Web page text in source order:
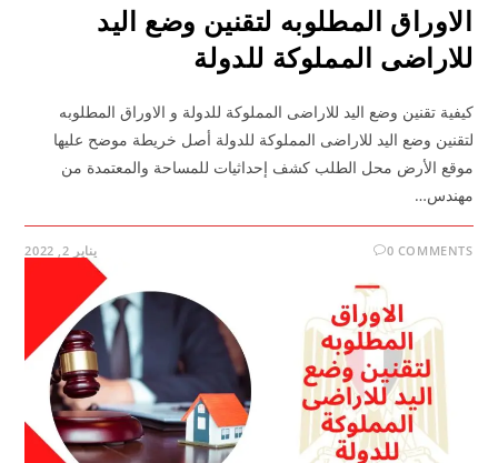
الاوراق المطلوبه لتقنين وضع اليد
للاراضى المملوكة للدولة
كيفية تقنين وضع اليد للاراضى المملوكة للدولة و الاوراق المطلوبه
لتقنين وضع اليد للاراضى المملوكة للدولة أصل خريطة موضح عليها
موقع اﻷرض محل الطلب كشف إحداثيات للمساحة والمعتمدة من
مهندس…
0 COMMENTS يناير 2, 2022